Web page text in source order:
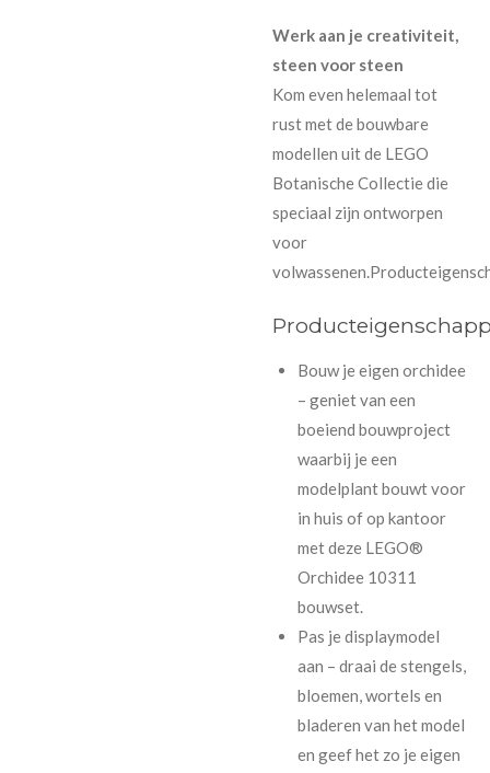
Werk aan je creativiteit,
steen voor steen
Kom even helemaal tot
rust met de bouwbare
modellen uit de LEGO
Botanische Collectie die
speciaal zijn ontworpen
voor
Bouw je eigen orchidee
– geniet van een
boeiend bouwproject
waarbij je een
modelplant bouwt voor
in huis of op kantoor
met deze LEGO®
Orchidee 10311
bouwset.
Pas je displaymodel
aan – draai de stengels,
bloemen, wortels en
bladeren van het model
en geef het zo je eigen